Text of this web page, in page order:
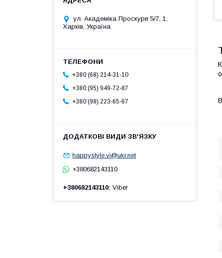
ул. Академіка Проскури 5/7, 1,
Харків, Україна
+380 (68) 214-31-10
+380 (95) 949-72-87
+380 (98) 223-65-67
happystyle.vi@ukr.net
+380682143110
+380682143110 Viber